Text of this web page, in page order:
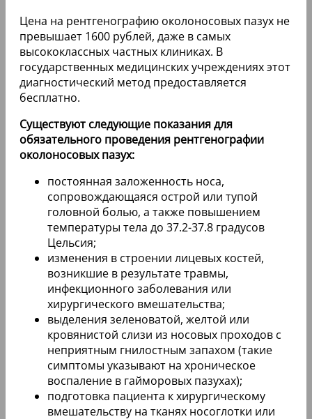
Цена на рентгенографию околоносовых пазух не
превышает 1600 рублей, даже в самых
высококлассных частных клиниках. В
государственных медицинских учреждениях этот
диагностический метод предоставляется
бесплатно.
Существуют следующие показания для
обязательного проведения рентгенографии
околоносовых пазух:
постоянная заложенность носа,
сопровождающаяся острой или тупой
головной болью, а также повышением
температуры тела до 37.2-37.8 градусов
Цельсия;
изменения в строении лицевых костей,
возникшие в результате травмы,
инфекционного заболевания или
хирургического вмешательства;
выделения зеленоватой, желтой или
кровянистой слизи из носовых проходов с
неприятным гнилостным запахом (такие
симптомы указывают на хроническое
воспаление в гайморовых пазухах);
подготовка пациента к хирургическому
вмешательству на тканях носоглотки или